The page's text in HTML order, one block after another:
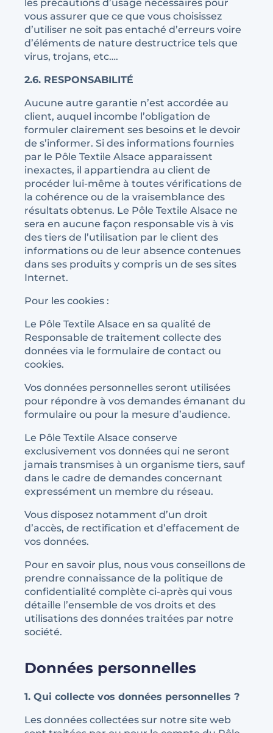
les précautions d’usage nécessaires pour
vous assurer que ce que vous choisissez
d’utiliser ne soit pas entaché d’erreurs voire
d’éléments de nature destructrice tels que
virus, trojans, etc….
2.6. RESPONSABILITÉ
Aucune autre garantie n’est accordée au
client, auquel incombe l’obligation de
formuler clairement ses besoins et le devoir
de s’informer. Si des informations fournies
par le Pôle Textile Alsace apparaissent
inexactes, il appartiendra au client de
procéder lui-même à toutes vérifications de
la cohérence ou de la vraisemblance des
résultats obtenus. Le Pôle Textile Alsace ne
sera en aucune façon responsable vis à vis
des tiers de l’utilisation par le client des
informations ou de leur absence contenues
dans ses produits y compris un de ses sites
Internet.
Pour les cookies :
Le Pôle Textile Alsace en sa qualité de
Responsable de traitement collecte des
données via le formulaire de contact ou
cookies.
Vos données personnelles seront utilisées
pour répondre à vos demandes émanant du
formulaire ou pour la mesure d’audience.
Le Pôle Textile Alsace conserve
exclusivement vos données qui ne seront
jamais transmises à un organisme tiers, sauf
dans le cadre de demandes concernant
expressément un membre du réseau.
Vous disposez notamment d’un droit
d’accès, de rectification et d’effacement de
vos données.
Pour en savoir plus, nous vous conseillons de
prendre connaissance de la politique de
confidentialité complète ci-après qui vous
détaille l’ensemble de vos droits et des
utilisations des données traitées par notre
société.
Données personnelles
1. Qui collecte vos données personnelles ?
Les données collectées sur notre site web